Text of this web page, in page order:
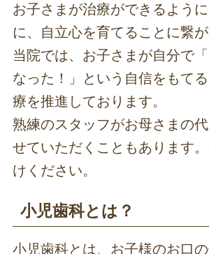
お子さまが治療ができるよう
に、自立心を育てることに繋が
当院では、お子さまが自分で
なった！」という自信をもて
療を推進しております。
熟練のスタッフがお母さまの
せていただくこともあります
けください。
小児歯科とは？
小児歯科とは、お子様のお口